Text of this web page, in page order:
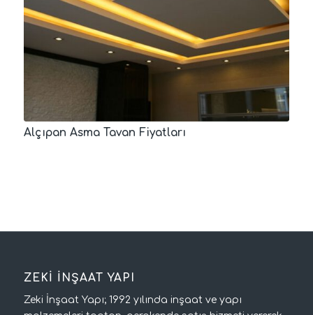
Alçıpan Asma Tavan Fiyatları
ZEKİ İNŞAAT YAPI
Zeki İnşaat Yapı; 1992 yılında inşaat ve yapı